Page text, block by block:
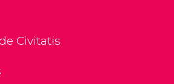
Civitatis